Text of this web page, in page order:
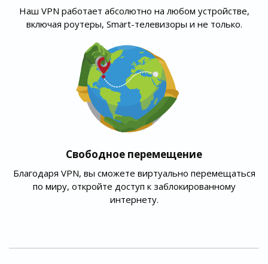
Наш VPN работает абсолютно на любом устройстве,
включая роутеры, Smart-телевизоры и не только.
Свободное перемещение
Благодаря VPN, вы сможете виртуально перемещаться
по миру, откройте доступ к заблокированному
интернету.